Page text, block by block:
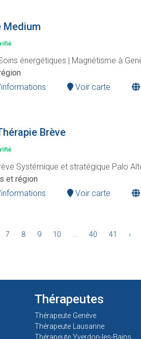
Medium
énergétiques | Magnétisme à
Voir carte
Brève
Systémique et stratégique Palo
et région
Voir carte
7 8 9 10 ... 40 41 ›
Thérapeutes
Thérapeute Genève
Thérapeute Lausanne
Thérapeute Yverdon-les-Bains